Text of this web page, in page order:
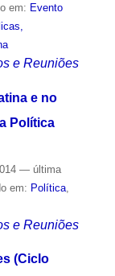
em: Evento
e Reuniões
e no
Política
— última
em: Política,
e Reuniões
(Ciclo